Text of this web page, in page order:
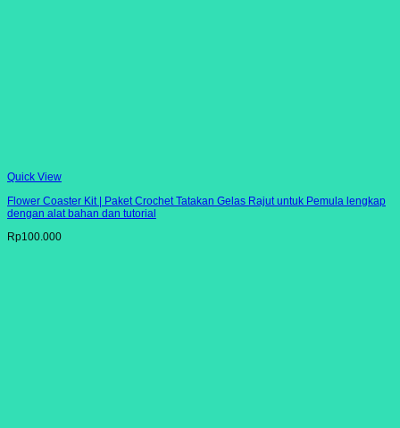
Quick View
Flower Coaster Kit | Paket Crochet Tatakan Gelas Rajut untuk Pemula lengkap
dengan alat bahan dan tutorial
Rp100.000